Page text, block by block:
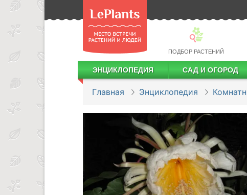
ПОДБОР РАСТЕНИЙ
ЭНЦИКЛОПЕДИЯ САД И ОГОРОД
Главная Энциклопедия